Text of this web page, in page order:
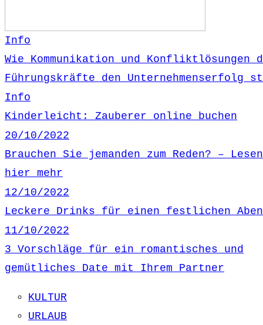
Info
Wie Kommunikation und Konfliktlösungen
Führungskräfte den Unternehmenserfolg
Info
Kinderleicht: Zauberer online buchen
20/10/2022
Brauchen Sie jemanden zum Reden? –
hier mehr
12/10/2022
Leckere Drinks für einen festlichen
11/10/2022
3 Vorschläge für ein romantisches und
gemütliches Date mit Ihrem Partner
KULTUR
URLAUB